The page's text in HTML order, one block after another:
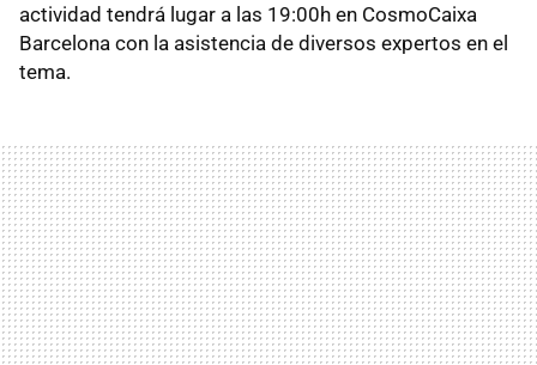
actividad tendrá lugar a las 19:00h en CosmoCaixa
Barcelona con la asistencia de diversos expertos en el
tema.